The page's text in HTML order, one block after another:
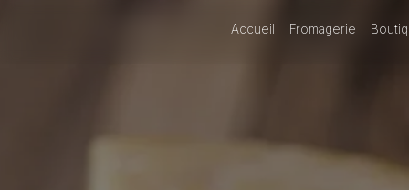
Accueil Fromagerie